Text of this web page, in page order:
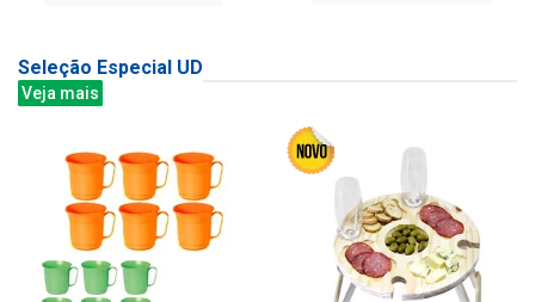
Seleção Especial UD
Veja mais